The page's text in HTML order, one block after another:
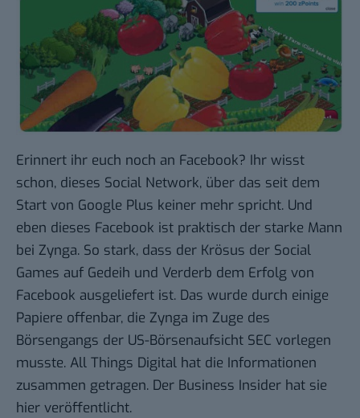
Erinnert ihr euch noch an Facebook? Ihr wisst
schon, dieses Social Network, über das seit dem
Start von Google Plus keiner mehr spricht. Und
eben dieses Facebook ist praktisch der starke Mann
bei Zynga. So stark, dass der Krösus der Social
Games auf Gedeih und Verderb dem Erfolg von
Facebook ausgeliefert ist. Das wurde durch einige
Papiere offenbar, die Zynga im Zuge des
Börsengangs der US-Börsenaufsicht SEC vorlegen
musste. All Things Digital hat die Informationen
zusammen getragen. Der Business Insider hat sie
hier veröffentlicht.